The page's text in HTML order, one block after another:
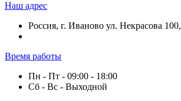
Наш адрес
Россия, г. Иваново ул. Некрасова
Время работы
Пн - Пт - 09:00 - 18:00
Сб - Вс - Выходной